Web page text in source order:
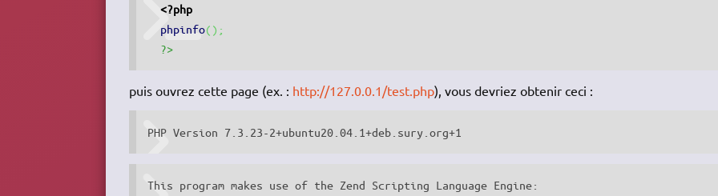
<?php
phpinfo( ) ;
?>
puis ouvrez cette page (ex. : http://127.0.0.1/test.php), vous devriez obtenir ceci :
PHP Version 7.3.23-2+ubuntu20.04.1+deb.sury.org+1
This program makes use of the Zend Scripting Language Engine: